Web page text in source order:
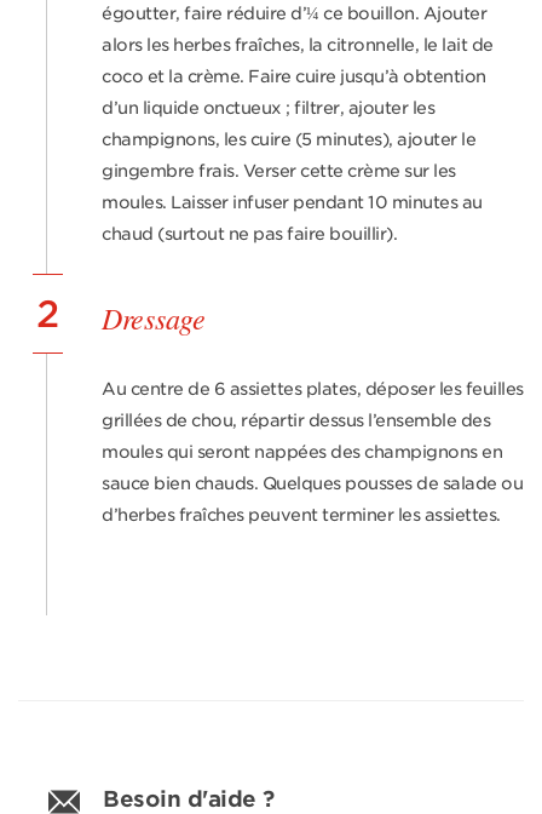
égoutter, faire réduire d’¼ ce bouillon. Ajouter
alors les herbes fraîches, la citron­nelle, le lait de
coco et la crème. Faire cuire jusqu’à obtention
d’un liquide onctueux ; filtrer, ajouter les
champignons, les cuire (5 minutes), ajouter le
gingembre frais. Verser cette crème sur les
moules. Laisser infuser pendant 10 minutes au
chaud (surtout ne pas faire bouillir).
2 Dressage
Au centre de 6 assiettes plates, déposer les feuilles
grillées de chou, répartir dessus l’ensemble des
moules qui seront nappées des cham­pignons en
sauce bien chauds. Quelques pousses de salade ou
d’herbes fraîches peuvent terminer les assiettes.
Besoin d'aide ?